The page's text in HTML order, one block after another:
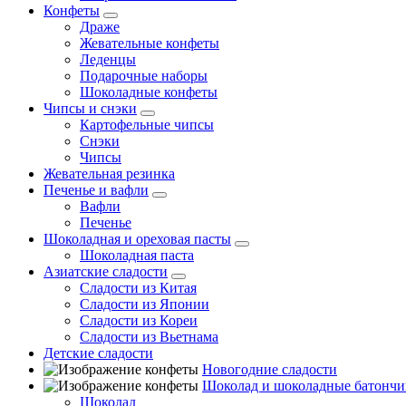
Конфеты
Драже
Жевательные конфеты
Леденцы
Подарочные наборы
Шоколадные конфеты
Чипсы и снэки
Картофельные чипсы
Снэки
Чипсы
Жевательная резинка
Печенье и вафли
Вафли
Печенье
Шоколадная и ореховая пасты
Шоколадная паста
Азиатские сладости
Сладости из Китая
Сладости из Японии
Сладости из Кореи
Сладости из Вьетнама
Детские сладости
Новогодние сладости
Шоколад и шоколадные
Шоколад